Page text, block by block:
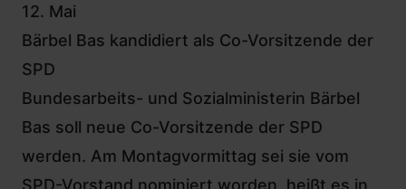
12. Mai
Bärbel Bas kandidiert als Co-Vorsitzende der
SPD
Bundesarbeits- und Sozialministerin Bärbel
Bas soll neue Co-Vorsitzende der SPD
werden. Am Montagvormittag sei sie vom
SPD-Vorstand nominiert worden, heißt es in